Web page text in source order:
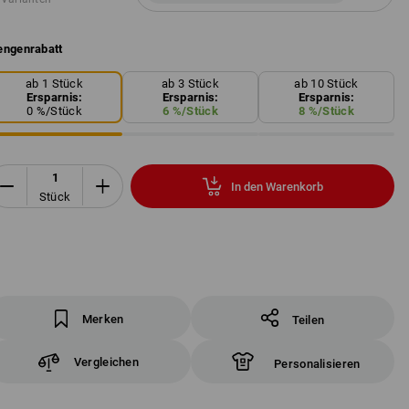
ab 1 Stück
Ersparnis:
0 %/Stück
ab 3 Stück
Ersparnis:
6 %/Stück
ab 10 Stück
Ersparnis:
8 %/Stück
Stück
In den Warenkorb
Merken Teilen
Vergleichen Personalisieren